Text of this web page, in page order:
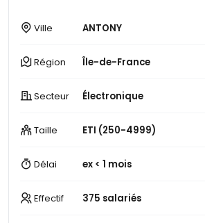
Ville ANTONY
Région Île-de-France
Secteur Électronique
Taille ETI (250-4999)
Délai ex < 1 mois
Effectif 375 salariés